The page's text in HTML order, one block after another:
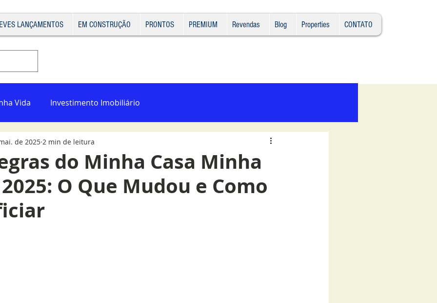
LANÇAMENTOS EM CONSTRUÇÃO PRONTOS PREMIUM Revendas Blog Properties CONTATO
Vida Investimento Imobiliário
do Minha Casa Minha
O Que Mudou e Como
de 2025 2 min de leitura
5 estrelas.